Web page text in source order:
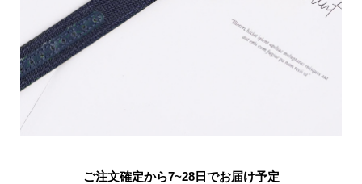
ご注文確定から7~28日でお届け予定